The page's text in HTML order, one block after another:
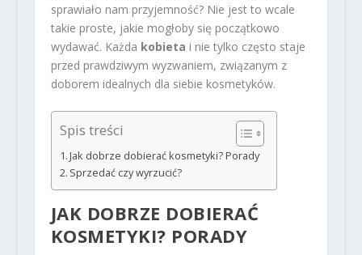
sprawiało nam przyjemność? Nie jest to wcale
takie proste, jakie mogłoby się początkowo
wydawać. Każda kobieta i nie tylko często staje
przed prawdziwym wyzwaniem, związanym z
doborem idealnych dla siebie kosmetyków.
Spis treści
Jak dobrze dobierać kosmetyki? Porady
Sprzedać czy wyrzucić?
JAK DOBRZE DOBIERAĆ
KOSMETYKI? PORADY